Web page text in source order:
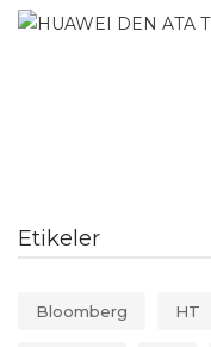
Etikeler
Bloomberg HT